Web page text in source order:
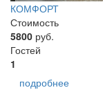
КОМФОРТ
Стоимость
5800 руб.
Гостей
1
подробнее